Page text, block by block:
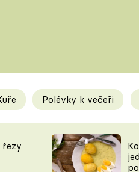
Tipy a
KAM ZA
Polévky k večeři
řezy